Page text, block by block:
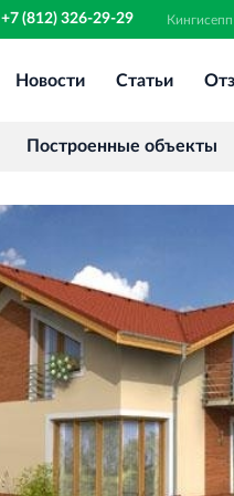
+7 (812) 326-29-29 Кингисепп
Аренда
комплекс
Новости Статьи
Построенные объекты